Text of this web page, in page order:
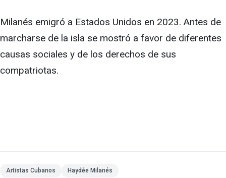
Milanés emigró a Estados Unidos en 2023. Antes de
marcharse de la isla se mostró a favor de diferentes
causas sociales y de los derechos de sus
compatriotas.
Artistas Cubanos Haydée Milanés